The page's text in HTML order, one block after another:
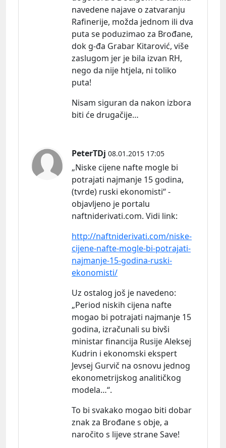
navedene najave o zatvaranju
Rafinerije, možda jednom ili dva
puta se poduzimao za Brođane,
dok g-đa Grabar Kitarović, više
zaslugom jer je bila izvan RH,
nego da nije htjela, ni toliko
puta!
Nisam siguran da nakon izbora
biti će drugačije…
PeterTDj 08.01.2015 17:05
„Niske cijene nafte mogle bi
potrajati najmanje 15 godina,
(tvrde) ruski ekonomisti“ -
objavljeno je portalu
naftniderivati.com. Vidi link:
http://naftniderivati.com/niske-
cijene-nafte-mogle-bi-potrajati-
najmanje-15-godina-ruski-
ekonomisti/
Uz ostalog još je navedeno:
„Period niskih cijena nafte
mogao bi potrajati najmanje 15
godina, izračunali su bivši
ministar financija Rusije Aleksej
Kudrin i ekonomski ekspert
Jevsej Gurvič na osnovu jednog
ekonometrijskog analitičkog
modela…“.
To bi svakako mogao biti dobar
znak za Brođane s obje, a
naročito s lijeve strane Save!